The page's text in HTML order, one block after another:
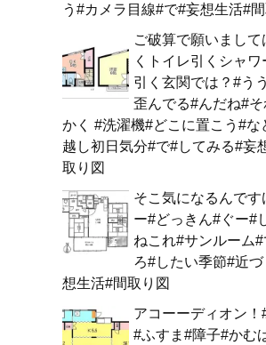
う#カメラ目線#で#妄想生活#
ご破算で願いまして
くトイレ引くシャワ
引く玄関では？#う
歪んでる#んだね#そ
かく #洗濯機#どこに置こう#な
越し初日気分#で#してみる#妄
取り図
そこ気になるんです
ー#どっきん#ぐー#
ねこれ#サンルーム
ろ#したい季節#近
想生活#間取り図
アコーーディオン！
#ふすま#障子#かむ